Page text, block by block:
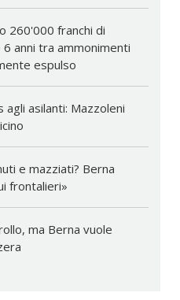
260'000 franchi di
anni tra ammonimenti
espulso
asilanti: Mazzoleni
e mazziati? Berna
frontalieri»
ma Berna vuole